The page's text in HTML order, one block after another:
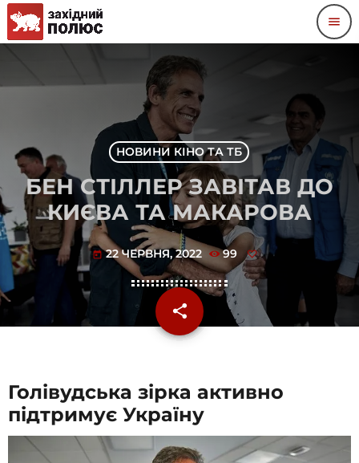
menu
НОВИНИ КІНО ТА ТБ
БЕН СТІЛЛЕР ЗАВІТАВ ДО
КИЄВА ТА МАКАРОВА
today 22 ЧЕРВНЯ, 2022 99
share
email
Голівудська зірка активно
підтримує Україну